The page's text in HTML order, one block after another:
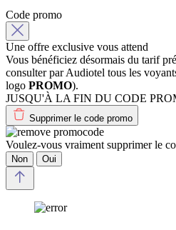
Code promo
Une offre exclusive vous attend
Vous bénéficiez désormais du tarif
consulter par Audiotel tous les
logo PROMO).
JUSQU'À LA FIN DU CODE
Supprimer le code promo
Voulez-vous vraiment supprimer le
Non Oui